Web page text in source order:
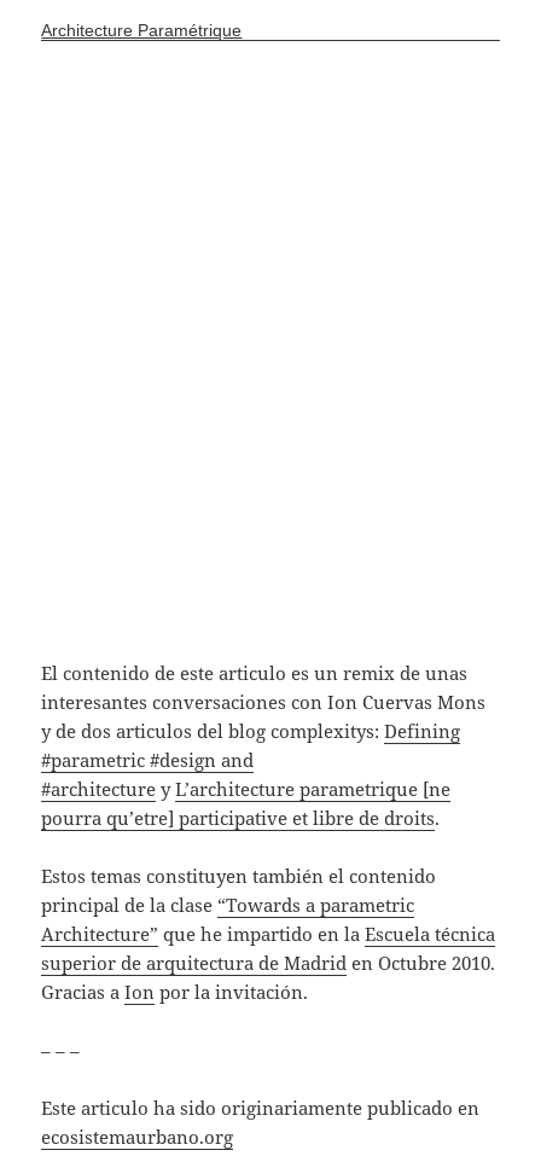
Architecture Paramétrique
El contenido de este articulo es un remix de unas
interesantes conversaciones con Ion Cuervas Mons
y de dos articulos del blog complexitys:Defining
#parametric #design and
#architecture yL’architecture parametrique [ne
pourra qu’etre] participative et libre de droits.
Estos temas constituyen también el contenido
principal de la clase “Towards a parametric
Architecture” que he impartido en laEscuela técnica
superior de arquitectura de Madrid en Octubre 2010.
Gracias aIon por la invitación.
– – –
Este articulo ha sido originariamente publicado en
ecosistemaurbano.org